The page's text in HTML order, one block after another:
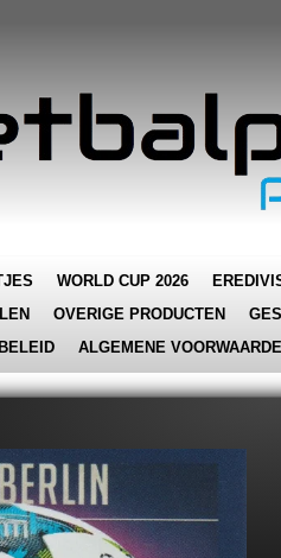
WORLD CUP 2026
OVERIGE PRODUCTEN
ALGEMENE